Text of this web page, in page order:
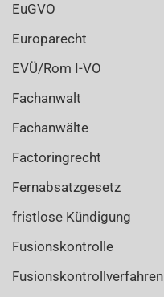
EuGVO
Europarecht
EVÜ/Rom I-VO
Fachanwalt
Fachanwälte
Factoringrecht
Fernabsatzgesetz
fristlose Kündigung
Fusionskontrolle
Fusionskontrollverfahren